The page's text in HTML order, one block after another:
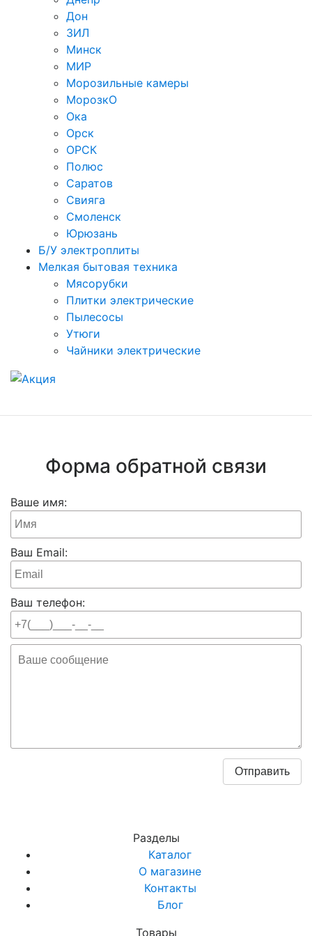
Дон
ЗИЛ
Минск
МИР
Морозильные камеры
МорозкО
Ока
Орск
ОРСК
Полюс
Саратов
Свияга
Смоленск
Юрюзань
Б/У электроплиты
Мелкая бытовая техника
Мясорубки
Плитки электрические
Пылесосы
Утюги
Чайники электрические
Форма обратной связи
Ваше имя:
Ваш Email:
Ваш телефон:
Разделы
Каталог
О магазине
Контакты
Блог
Товары